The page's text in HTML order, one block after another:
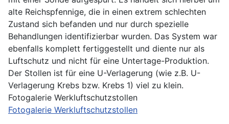
alte Reichspfennige, die in einen extrem schlechten
Zustand sich befanden und nur durch spezielle
Behandlungen identifizierbar wurden. Das System war
ebenfalls komplett fertiggestellt und diente nur als
Luftschutz und nicht für eine Untertage-Produktion.
Der Stollen ist für eine U-Verlagerung (wie z.B. U-
Verlagerung Krebs bzw. Krebs 1) viel zu klein.
Fotogalerie Werkluftschutzstollen
Fotogalerie Werkluftschutzstollen